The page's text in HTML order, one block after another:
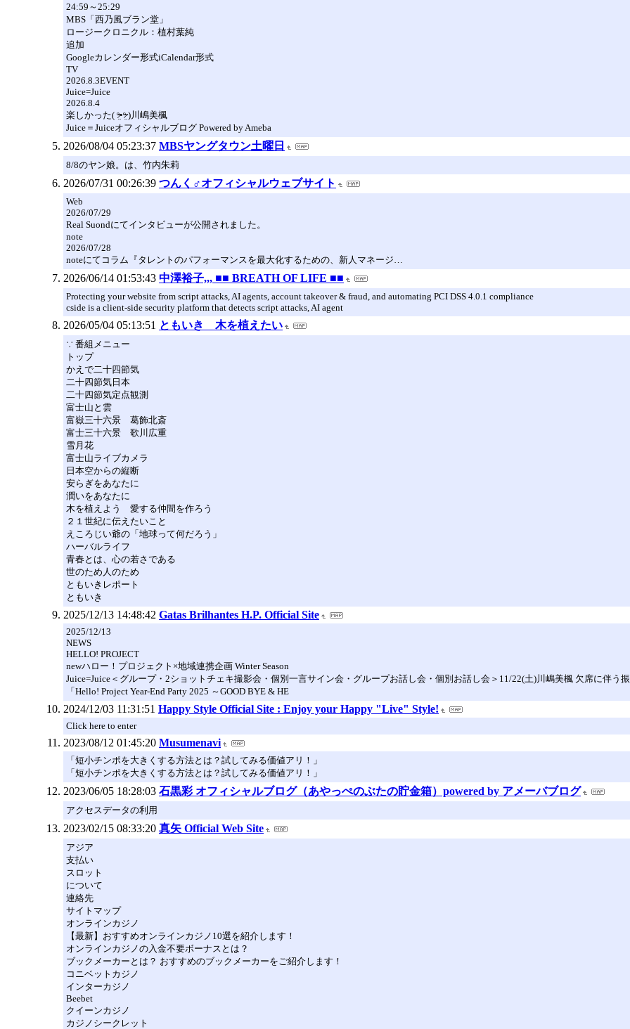
24:59～25:29
MBS「西乃風ブラン堂」
ロージークロニクル：植村葉純
追加
Googleカレンダー形式iCalendar形式
TV
2026.8.3EVENT
Juice=Juice
2026.8.4
楽しかった( ᵒ̴̶̷̤◦ᵒ̴̶̷̤ )川嶋美楓
Juice＝Juiceオフィシャルブログ Powered by Ameba
2026/08/04 05:23:37 MBSヤングタウン土曜日
8/8のヤン娘。は、竹内朱莉
2026/07/31 00:26:39 つんく♂オフィシャルウェブサイト
Web
2026/07/29
Real Suondにてインタビューが公開されました。
note
2026/07/28
noteにてコラム『タレントのパフォーマンスを最大化するための、新人マネージ…
2026/06/14 01:53:43 中澤裕子,,, ■■ BREATH OF LIFE ■■
Protecting your website from script attacks, AI agents, account takeover & fraud, and automating PCI DSS 4.0.1 compliance
cside is a client-side security platform that detects script attacks, AI agent
2026/05/04 05:13:51 ともいき 木を植えたい
∵ 番組メニュー
トップ
かえで二十四節気
二十四節気日本
二十四節気定点観測
富士山と雲
富嶽三十六景 葛飾北斎
富士三十六景 歌川広重
雪月花
富士山ライブカメラ
日本空からの縦断
安らぎをあなたに
潤いをあなたに
木を植えよう 愛する仲間を作ろう
２１世紀に伝えたいこと
えころじい爺の「地球って何だろう」
ハーバルライフ
青春とは、心の若さである
世のため人のため
ともいきレポート
ともいき
2025/12/13 14:48:42 Gatas Brilhantes H.P. Official Site
2025/12/13
NEWS
HELLO! PROJECT
newハロー！プロジェクト×地域連携企画 Winter Season
Juice=Juice＜グループ・2ショットチェキ撮影会・個別一言サイン会・グループお話し会・個別お話し会＞11/22(土)川嶋美楓 欠席に伴う
「Hello! Project Year-End Party 2025 ～GOOD BYE & HE
2024/12/03 11:31:51 Happy Style Official Site : Enjoy your Happy "Live" Style!
Click here to enter
2023/08/12 01:45:20 Musumenavi
「短小チンポを大きくする方法とは？試してみる価値アリ！」
「短小チンポを大きくする方法とは？試してみる価値アリ！」
2023/06/05 18:28:03 石黒彩 オフィシャルブログ（あやっぺのぶたの貯金箱）powered by アメーバブログ
アクセスデータの利用
2023/02/15 08:33:20 真矢 Official Web Site
アジア
支払い
スロット
について
連絡先
サイトマップ
オンラインカジノ
【最新】おすすめオンラインカジノ10選を紹介します！
オンラインカジノの入金不要ボーナスとは？
ブックメーカーとは？ おすすめのブックメーカーをご紹介します！
コニベットカジノ
インターカジノ
Beebet
クイーンカジノ
カジノシークレット